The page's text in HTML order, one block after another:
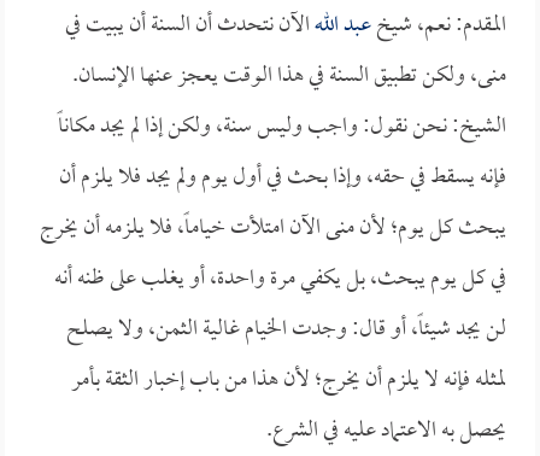
المقدم: نعم، شيخعبد اللهالآن نتحدث أن السنة أن يبيت في
منى، ولكن تطبيق السنة في هذا الوقت يعجز عنها الإنسان.
الشيخ: نحن نقول: واجب وليس سنة، ولكن إذا لم يجد مكاناً
فإنه يسقط في حقه، وإذا بحث في أول يوم ولم يجد فلا يلزم أن
يبحث كل يوم؛ لأن منى الآن امتلأت خياماً، فلا يلزمه أن يخرج
في كل يوم يبحث، بل يكفي مرة واحدة، أو يغلب على ظنه أنه
لن يجد شيئاً، أو قال: وجدت الخيام غالية الثمن، ولا يصلح
لمثله فإنه لا يلزم أن يخرج؛ لأن هذا من باب إخبار الثقة بأمر
يحصل به الاعتماد عليه في الشرع.